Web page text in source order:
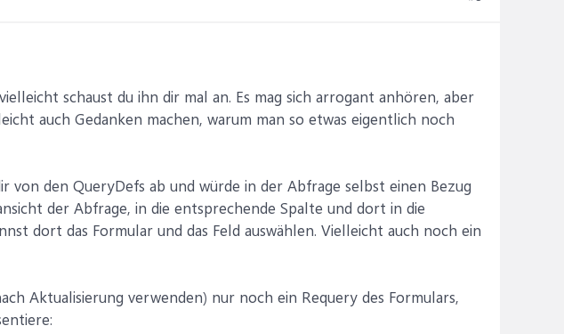
schaust du ihn dir mal an. Es mag sich arrogant anhören, aber
auch Gedanken machen, warum man so etwas eigentlich noch
den QueryDefs ab und würde in der Abfrage selbst einen Bezug
der Abfrage, in die entsprechende Spalte und dort in die
dort das Formular und das Feld auswählen. Vielleicht auch noch ein
Aktualisierung verwenden) nur noch ein Requery des Formulars,